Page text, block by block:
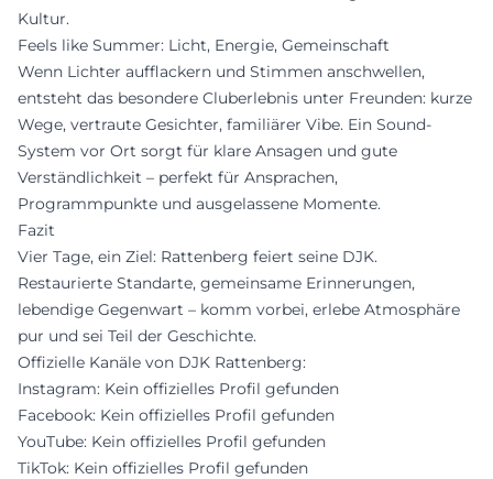
Kultur.
Feels like Summer: Licht, Energie, Gemeinschaft
Wenn Lichter aufflackern und Stimmen anschwellen,
entsteht das besondere Cluberlebnis unter Freunden: kurze
Wege, vertraute Gesichter, familiärer Vibe. Ein Sound-
System vor Ort sorgt für klare Ansagen und gute
Verständlichkeit – perfekt für Ansprachen,
Programmpunkte und ausgelassene Momente.
Fazit
Vier Tage, ein Ziel: Rattenberg feiert seine DJK.
Restaurierte Standarte, gemeinsame Erinnerungen,
lebendige Gegenwart – komm vorbei, erlebe Atmosphäre
pur und sei Teil der Geschichte.
Offizielle Kanäle von DJK Rattenberg:
Instagram: Kein offizielles Profil gefunden
Facebook: Kein offizielles Profil gefunden
YouTube: Kein offizielles Profil gefunden
TikTok: Kein offizielles Profil gefunden